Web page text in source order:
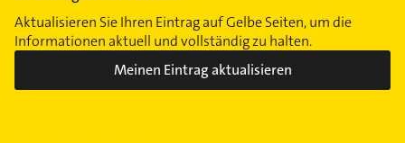
Plaußig-Portitz
Reudnitz-Thonberg
Aktualisieren Sie Ihren Eintrag auf Gelbe Seiten, um die
Informationen aktuell und vollständig zu halten.
Meinen Eintrag aktualisieren